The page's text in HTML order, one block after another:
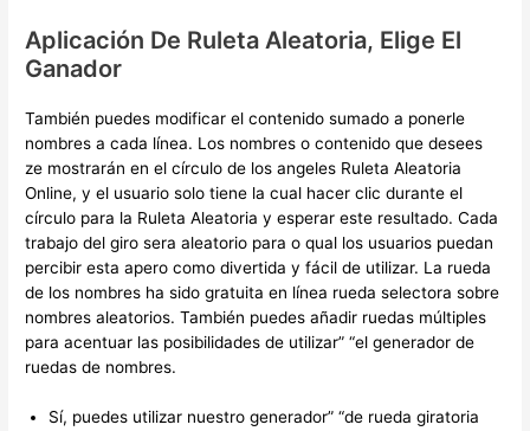
Aplicación De Ruleta Aleatoria, Elige El
Ganador
También puedes modificar el contenido sumado a ponerle
nombres a cada línea. Los nombres o contenido que desees
ze mostrarán en el círculo de los angeles Ruleta Aleatoria
Online, y el usuario solo tiene la cual hacer clic durante el
círculo para la Ruleta Aleatoria y esperar este resultado. Cada
trabajo del giro sera aleatorio para o qual los usuarios puedan
percibir esta apero como divertida y fácil de utilizar. La rueda
de los nombres ha sido gratuita en línea rueda selectora sobre
nombres aleatorios. También puedes añadir ruedas múltiples
para acentuar las posibilidades de utilizar” “el generador de
ruedas de nombres.
Sí, puedes utilizar nuestro generador” “de rueda giratoria